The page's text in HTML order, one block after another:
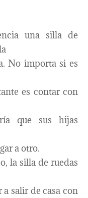
una silla de
No importa si es
es contar con
que sus hijas
a otro.
la silla de ruedas
salir de casa con